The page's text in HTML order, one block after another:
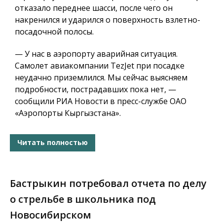
отказало переднее шасси, после чего он
накренился и ударился о поверхность взлетно-
посадочной полосы.
— У нас в аэропорту аварийная ситуация.
Самолет авиакомпании TezJet при посадке
неудачно приземлился. Мы сейчас выясняем
подробности, пострадавших пока нет, —
сообщили РИА Новости в пресс-службе ОАО
«Аэропорты Кыргызстана».
Читать полностью
Бастрыкин потребовал отчета по делу
о стрельбе в школьника под
Новосибирском